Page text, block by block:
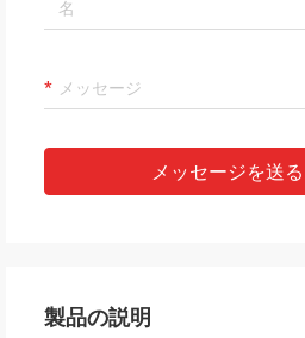
メッセージを送る
製品の説明